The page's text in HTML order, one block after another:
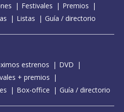
Festivales
Premios
Listas Guía / directorio
estrenos
DVD
+ premios
Box-office Guía / directorio